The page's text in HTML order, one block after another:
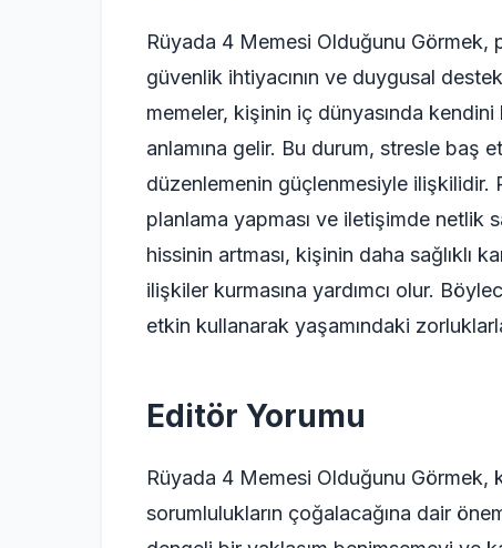
Rüyada 4 Memesi Olduğunu Görmek,
güvenlik ihtiyacının ve duygusal destek
memeler, kişinin iç dünyasında
anlamına gelir. Bu durum, stresle baş
düzenlemenin güçlenmesiyle ilişkilidir.
planlama yapması ve iletişimde netlik
hissinin artması, kişinin daha sağlıklı
ilişkiler kurmasına yardımcı olur.
etkin kullanarak yaşamındaki
Editör Yorumu
Rüyada 4 Memesi Olduğunu Görmek,
sorumlulukların çoğalacağına dair